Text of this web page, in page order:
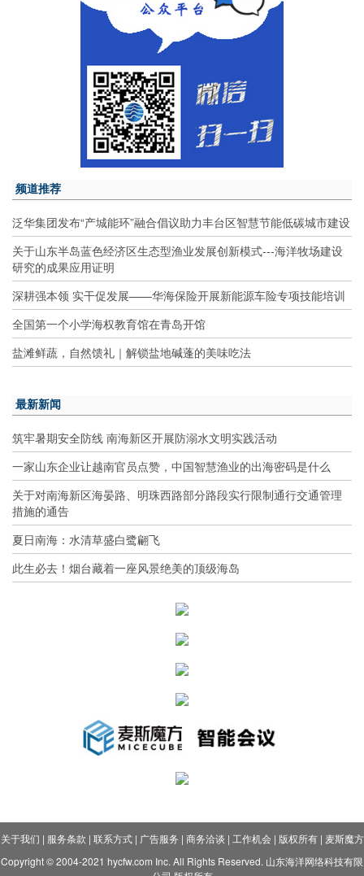
频道推荐
泛华集团发布“产城能环”融合倡议助力丰台区智慧节能低碳城市建设
关于山东半岛蓝色经济区生态型渔业发展创新模式---海洋牧场建设
研究的成果应用证明
深耕强本领 实干促发展——华海保险开展新能源车险专项技能培训
全国第一个小学海权教育馆在青岛开馆
盐滩鲜蔬，自然馈礼｜解锁盐地碱蓬的美味吃法
最新新闻
筑牢暑期安全防线 南海新区开展防溺水文明实践活动
一家山东企业让越南官员点赞，中国智慧渔业的出海密码是什么
关于对南海新区海晏路、明珠西路部分路段实行限制通行交通管理
措施的通告
夏日南海：水清草盛白鹭翩飞
此生必去！烟台藏着一座风景绝美的顶级海岛
关于我们 | 服务条款 | 联系方式| 广告服务 | 商务洽谈 | 工作机会| 版权所有| 麦斯魔方
Copyright © 2004-2021 hycfw.com Inc. All Rights Reserved. 山东海洋网络科技有限